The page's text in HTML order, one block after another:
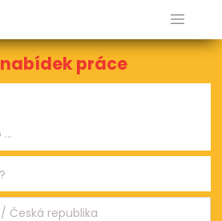
nabídek práce